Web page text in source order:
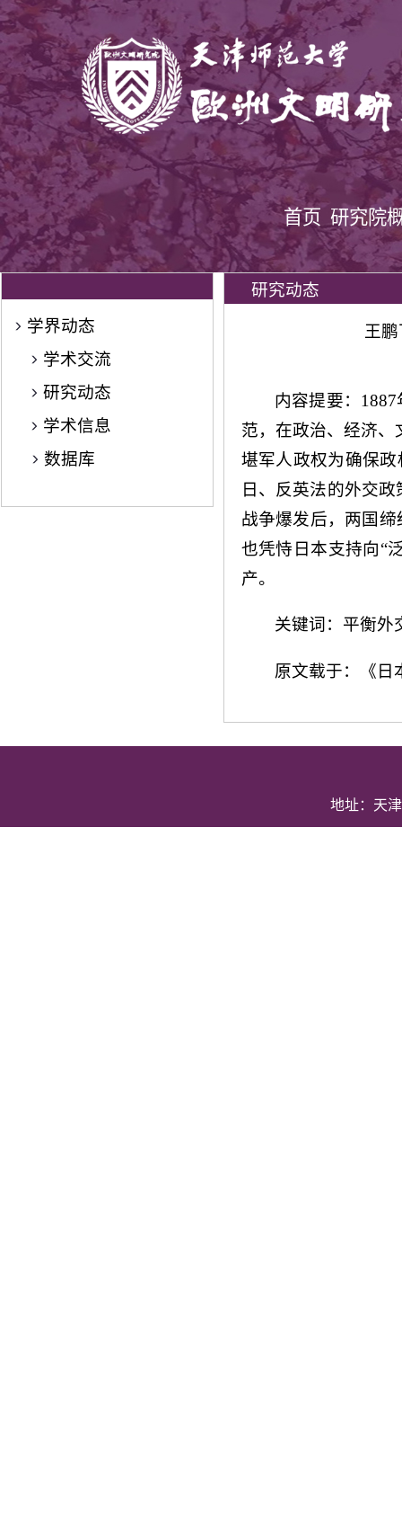
首页 研究院
学界动态
学术交流
研究动态
学术信息
数据库
研究动态
王
内容提要：
范，在政治、经济、
堪军人政权为确保
日、反英法的外交
战争爆发后，两国
也凭恃日本支持向“
产。
关键词：平衡外
原文载于：《日
地址：天